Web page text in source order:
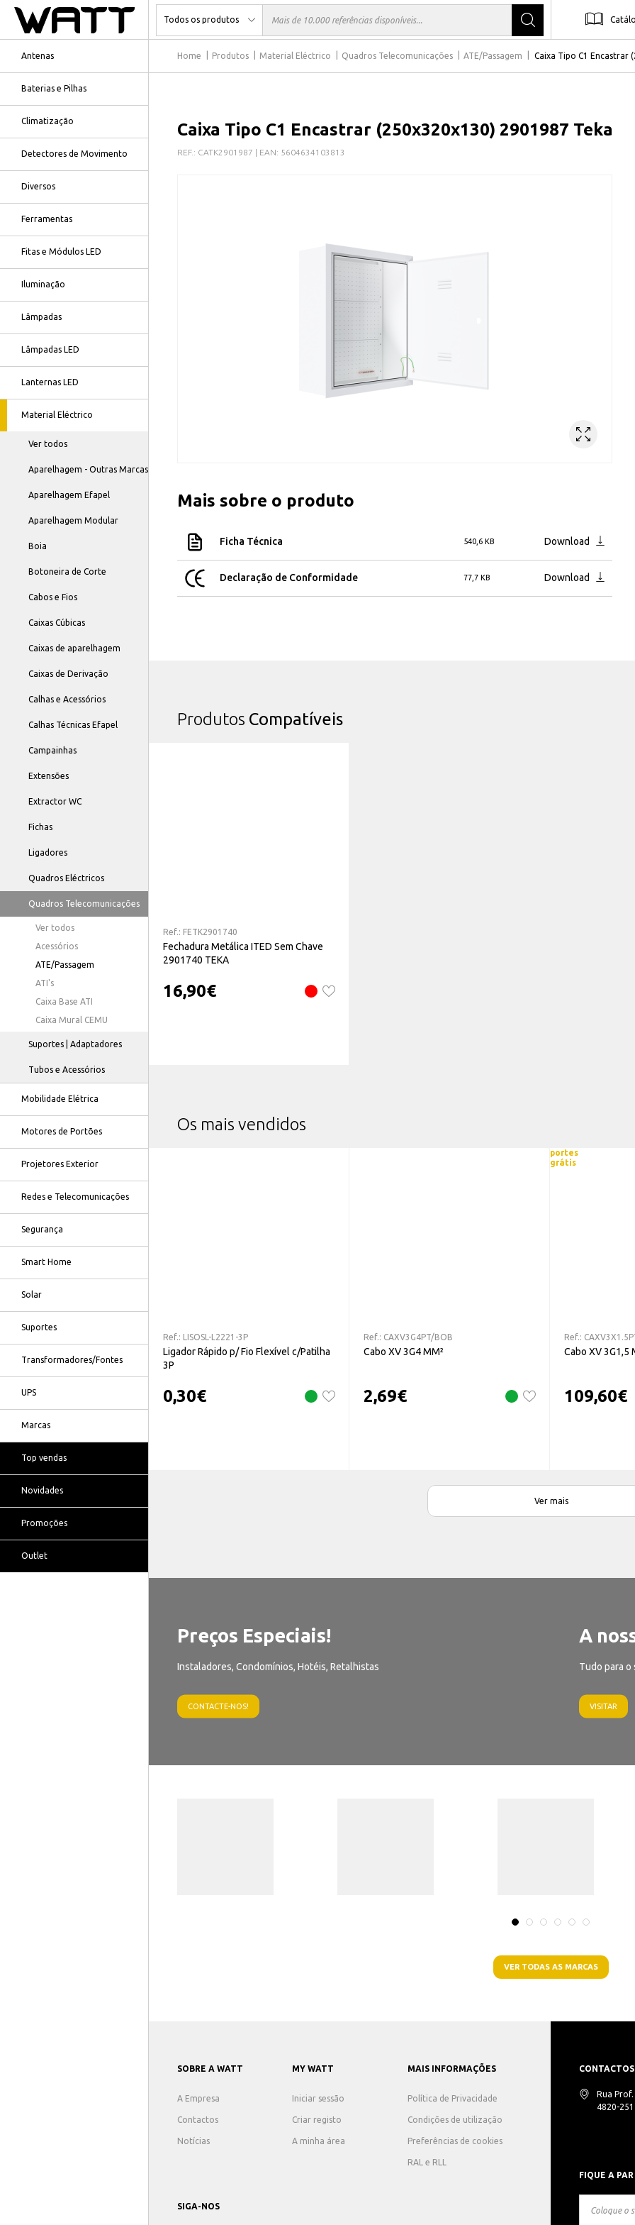
Antenas
Baterias e Pilhas
Climatização
Detectores de Movimento
Diversos
Ferramentas
Fitas e Módulos LED
Iluminação
Lâmpadas
Lâmpadas LED
Lanternas LED
Material Eléctrico
Ver todos
Aparelhagem - Outras Marcas
Aparelhagem Efapel
Aparelhagem Modular
Boia
Botoneira de Corte
Cabos e Fios
Caixas Cúbicas
Caixas de aparelhagem
Caixas de Derivação
Calhas e Acessórios
Calhas Técnicas Efapel
Campainhas
Extensões
Extractor WC
Fichas
Ligadores
Quadros Eléctricos
Quadros Telecomunicações
Ver todos
Acessórios
ATE/Passagem
ATI's
Caixa Base ATI
Caixa Mural CEMU
Suportes | Adaptadores
Tubos e Acessórios
Mobilidade Elétrica
Motores de Portões
Projetores Exterior
Redes e Telecomunicações
Segurança
Smart Home
Solar
Suportes
Transformadores/Fontes
UPS
Marcas
Top vendas
Novidades
Promoções
Outlet
Home Produtos Material Eléctrico Quadros Telecomunicações ATE/Passagem Caixa Tipo C1 Encastrar
Caixa Tipo C1 Encastrar (250x320x130) 2901987 Teka
REF.: CATK2901987 | EAN: 5604634103813
Mais sobre o produto
Ficha Técnica 540,6 KB Download
Declaração de Conformidade 77,7 KB Download
Produtos Compatíveis
Ref.: FETK2901740
Fechadura Metálica ITED Sem Chave
2901740 TEKA
16,90€
Os mais vendidos
Ref.: LISOSL-L2221-3P
Ligador Rápido p/ Fio Flexível c/Patilha
3P
0,30€
Ref.: CAXV3G4PT/BOB
Cabo XV 3G4 MM²
2,69€
portes
grátis
Ref.:
Cabo XV 3G1,5
109,60€
Ver mais
Preços Especiais!
Instaladores, Condomínios, Hotéis, Retalhistas
CONTACTE-NOS!
A
Tudo para o
VISITAR
VER TODAS AS MARCAS
SOBRE A WATT
A Empresa
Contactos
Notícias
MY WATT
Iniciar sessão
Criar registo
A minha área
MAIS INFORMAÇÕES
Política de Privacidade
Condições de utilização
Preferências de cookies
RAL e RLL
SIGA-NOS
CONTACTOS
Rua
4820-
FIQUE A